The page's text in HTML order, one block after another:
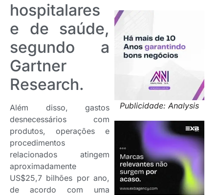
Publicidade: Analysis
hospitalares
e de saúde,
segundo a
Gartner
Research.
Além disso, gastos
desnecessários com
produtos, operações e
procedimentos
relacionados atingem
aproximadamente
US$25,7 bilhões por ano,
de acordo com uma